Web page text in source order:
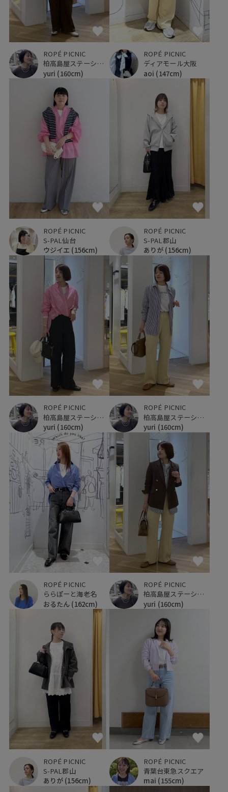
ROPÉ PICNIC
柏高島屋ステーションモール
yuri (160cm)
ROPÉ PICNIC
ディアモール大阪
aoi (147cm)
ROPÉ PICNIC
S-PAL仙台
ウジイエ (156cm)
ROPÉ PICNIC
S-PAL郡山
ありが (156cm)
ROPÉ PICNIC
柏高島屋ステーションモール
yuri (160cm)
ROPÉ PICNIC
柏高島屋ステーションモール
yuri (160cm)
ROPÉ PICNIC
ららぽーと海老名
おるたん (162cm)
ROPÉ PICNIC
柏高島屋ステーションモール
yuri (160cm)
ROPÉ PICNIC
S-PAL郡山
ありが (156cm)
ROPÉ PICNIC
青葉台東急スクエア
mai (155cm)